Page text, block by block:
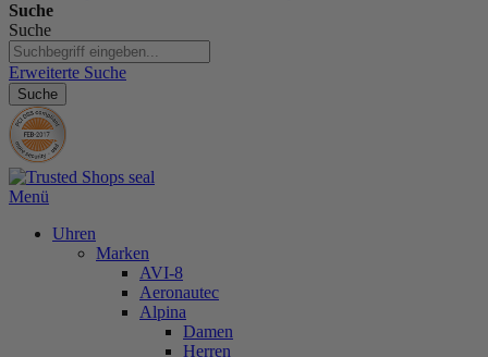
Suche
Suche
Erweiterte Suche
Suche
Menü
Uhren
Marken
AVI-8
Aeronautec
Alpina
Damen
Herren